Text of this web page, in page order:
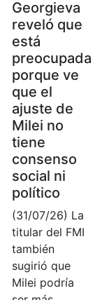
Georgieva
reveló que
está
preocupada
porque ve
que el
ajuste de
Milei no
tiene
consenso
social ni
político
(31/07/26) La
titular del FMI
también
sugirió que
Milei podría